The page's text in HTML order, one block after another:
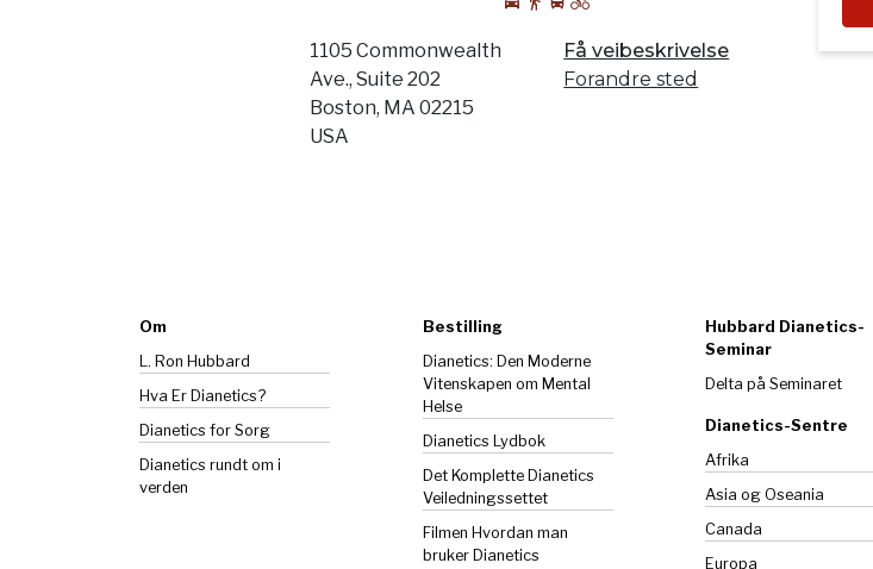
1105 Commonwealth
Ave., Suite 202
Boston, MA 02215
USA
Få veibeskrivelse
Forandre sted
Om
L. Ron Hubbard
Hva Er Dianetics?
Dianetics for Sorg
Dianetics rundt om i
verden
Bestilling
Dianetics: Den Moderne
Vitenskapen om Mental
Helse
Dianetics Lydbok
Det Komplette Dianetics
Veiledningssettet
Filmen Hvordan man
bruker Dianetics
Hubbard Dianetics-
Seminar
Delta på Seminaret
Dianetics-Sentre
Afrika
Asia og Oseania
Canada
Europa